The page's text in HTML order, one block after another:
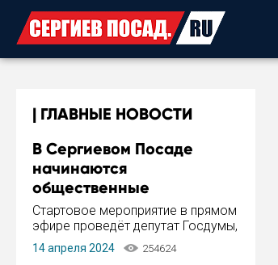
ГЛАВНЫЕ НОВОСТИ
В Сергиевом Посаде
начинаются
общественные
обсуждения Стратегии
развития города
Стартовое мероприятие в прямом
эфире проведёт депутат Госдумы,
инициатор и автор Концепции
развития Сергиева Посада и
14 апреля 2024 254624